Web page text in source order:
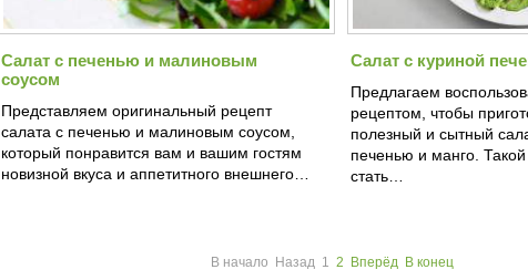
Салат с печенью и малиновым
соусом
Представляем оригинальный рецепт
салата с печенью и малиновым соусом,
который понравится вам и вашим гостям
новизной вкуса и аппетитного внешнего…
Салат с куриной
Предлагаем
рецептом, чтобы
полезный и сытный
печенью и манго.
стать…
В начало Назад 1 2 Вперёд
В конец